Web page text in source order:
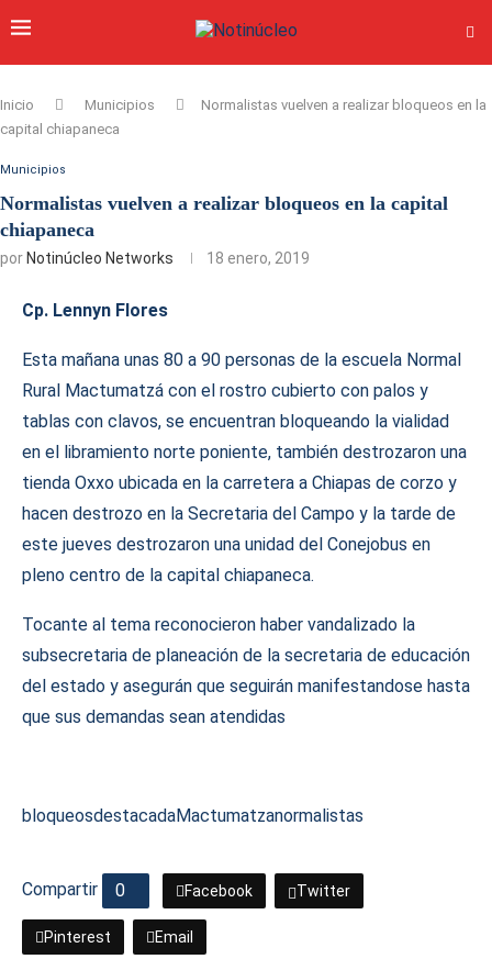
Inicio Municipios
Normalistas vuelven a realizar bloqueos en la
capital chiapaneca
Municipios
Normalistas vuelven a realizar bloqueos en la capital
chiapaneca
por Notinúcleo Networks 18 enero, 2019
Cp. Lennyn Flores
Esta mañana unas 80 a 90 personas de la escuela Normal
Rural Mactumatzá con el rostro cubierto con palos y
tablas con clavos, se encuentran bloqueando la vialidad
en el libramiento norte poniente, también destrozaron una
tienda Oxxo ubicada en la carretera a Chiapas de corzo y
hacen destrozo en la Secretaria del Campo y la tarde de
este jueves destrozaron una unidad del Conejobus en
pleno centro de la capital chiapaneca.
Tocante al tema reconocieron haber vandalizado la
subsecretaria de planeación de la secretaria de educación
del estado y asegurán que seguirán manifestandose hasta
que sus demandas sean atendidas
bloqueosdestacadaMactumatzanormalistas
Compartir 0 Facebook Twitter
Pinterest Email